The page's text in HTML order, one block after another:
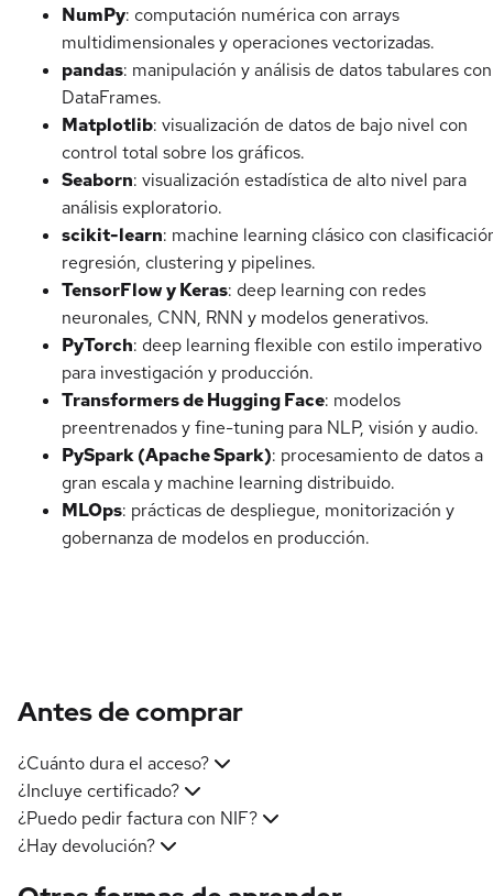
NumPy: computación numérica con arrays
multidimensionales y operaciones vectorizadas.
pandas: manipulación y análisis de datos tabulares con
DataFrames.
Matplotlib: visualización de datos de bajo nivel con
control total sobre los gráficos.
Seaborn: visualización estadística de alto nivel para
análisis exploratorio.
scikit-learn: machine learning clásico con
regresión, clustering y pipelines.
TensorFlow y Keras: deep learning con redes
neuronales, CNN, RNN y modelos generativos.
PyTorch: deep learning flexible con estilo imperativo
para investigación y producción.
Transformers de Hugging Face: modelos
preentrenados y fine-tuning para NLP, visión y audio.
PySpark (Apache Spark): procesamiento de datos a
gran escala y machine learning distribuido.
MLOps: prácticas de despliegue, monitorización y
gobernanza de modelos en producción.
Antes de comprar
¿Cuánto dura el acceso?
¿Incluye certificado?
¿Puedo pedir factura con NIF?
¿Hay devolución?